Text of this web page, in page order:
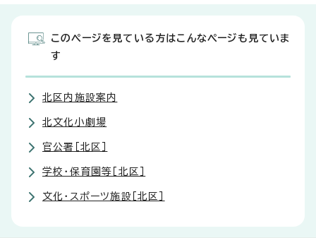
このページを見ている方はこんなページも見ていま
す
北区内施設案内
北文化小劇場
官公署［北区］
学校・保育園等［北区］
文化・スポーツ施設［北区］